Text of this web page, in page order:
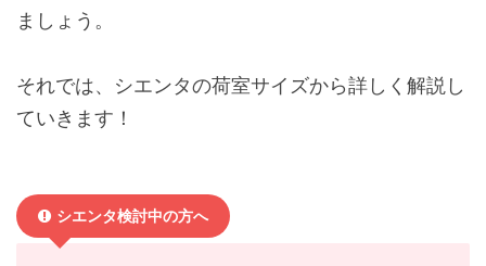
ましょう。
それでは、シエンタの荷室サイズから詳しく解説し
ていきます！
シエンタ検討中の方へ